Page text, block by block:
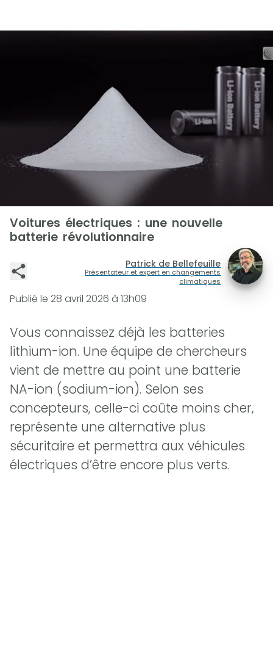
Voitures électriques : une nouvelle
batterie révolutionnaire
Patrick de Bellefeuille
Présentateur et expert en changements
climatiques
Publié le 28 avril 2026 à 13h09
Vous connaissez déjà les batteries
lithium-ion. Une équipe de chercheurs
vient de mettre au point une batterie
NA-ion (sodium-ion). Selon ses
concepteurs, celle-ci coûte moins cher,
représente une alternative plus
sécuritaire et permettra aux véhicules
électriques d’être encore plus verts.